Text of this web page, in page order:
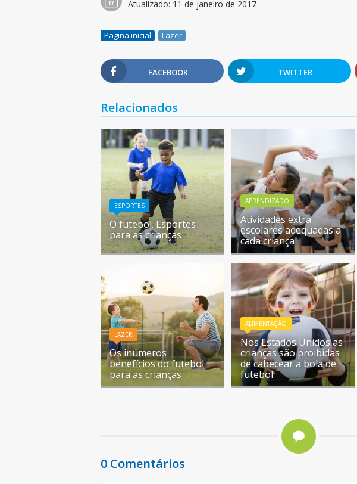
Atualizado: 11 de janeiro de 2017
Pagina inicial Lazer
FACEBOOK TWITTER
Relacionados
ESPORTES
O futebol. Esportes
para as crianças
APRENDIZADO
Atividades extra
escolares adequadas a
cada criança
LAZER
Os inúmeros
benefícios do futebol
para as crianças
ALIMENTAÇÃO
Nos Estados Unidos as
crianças são proibidas
de cabecear a bola de
futebol
0 Comentários